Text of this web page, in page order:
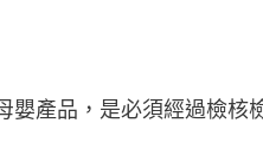
產品，是必須經過檢核